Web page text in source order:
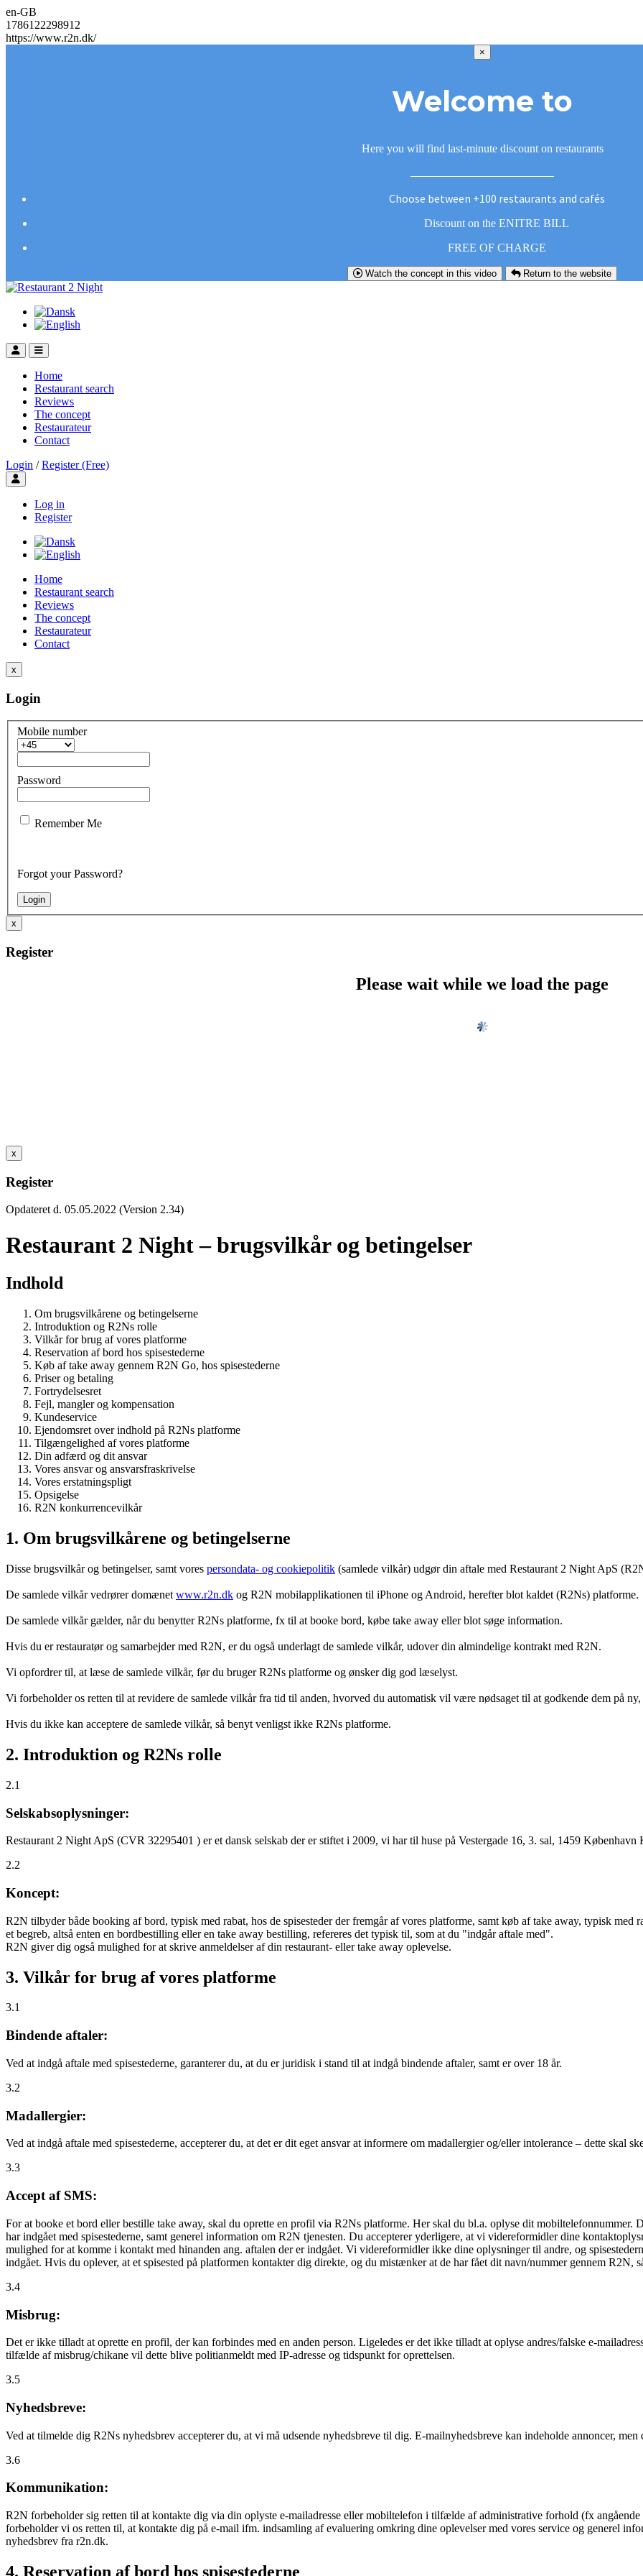
en-GB
1786122298912
https://www.r2n.dk/
×
Welcome to
Here you will find last-minute discount on restaurants
Choose between +100 restaurants and cafés
Discount on the ENITRE BILL
FREE OF CHARGE
Watch the concept in this video Return to the website
Home
Restaurant search
Reviews
The concept
Restaurateur
Contact
Login / Register (Free)
Toggle user menu
Log in
Register
Home
Restaurant search
Reviews
The concept
Restaurateur
Contact
x
Login
Mobile number
Password
Remember Me
Forgot your Password?
x
Register
Please wait while we load the page
x
Register
Opdateret d. 05.05.2022 (Version 2.34)
Restaurant 2 Night – brugsvilkår og betingelser
Indhold
Om brugsvilkårene og betingelserne
Introduktion og R2Ns rolle
Vilkår for brug af vores platforme
Reservation af bord hos spisestederne
Køb af take away gennem R2N Go, hos spisestederne
Priser og betaling
Fortrydelsesret
Fejl, mangler og kompensation
Kundeservice
Ejendomsret over indhold på R2Ns platforme
Tilgængelighed af vores platforme
Din adfærd og dit ansvar
Vores ansvar og ansvarsfraskrivelse
Vores erstatningspligt
Opsigelse
R2N konkurrencevilkår
1. Om brugsvilkårene og betingelserne
Disse brugsvilkår og betingelser, samt vores persondata- og cookiepolitik (samlede vilkår) udgør din aftale med Restaurant 2 Night ApS
De samlede vilkår vedrører domænet www.r2n.dk og R2N mobilapplikationen til iPhone og Android, herefter blot kaldet (R2Ns) platforme.
De samlede vilkår gælder, når du benytter R2Ns platforme, fx til at booke bord, købe take away eller blot søge information.
Hvis du er restauratør og samarbejder med R2N, er du også underlagt de samlede vilkår, udover din almindelige kontrakt med R2N.
Vi opfordrer til, at læse de samlede vilkår, før du bruger R2Ns platforme og ønsker dig god læselyst.
Vi forbeholder os retten til at revidere de samlede vilkår fra tid til anden, hvorved du automatisk vil være nødsaget til at godkende dem på
Hvis du ikke kan acceptere de samlede vilkår, så benyt venligst ikke R2Ns platforme.
2. Introduktion og R2Ns rolle
2.1
Selskabsoplysninger:
Restaurant 2 Night ApS (CVR 32295401 ) er et dansk selskab der er stiftet i 2009, vi har til huse på Vestergade 16, 3. sal, 1459 København
2.2
Koncept:
R2N tilbyder både booking af bord, typisk med rabat, hos de spisesteder der fremgår af vores platforme, samt køb af take away, typisk med
et begreb, altså enten en bordbestilling eller en take away bestilling, refereres det typisk til, som at du "indgår aftale med".
R2N giver dig også mulighed for at skrive anmeldelser af din restaurant- eller take away oplevelse.
3. Vilkår for brug af vores platforme
3.1
Bindende aftaler:
Ved at indgå aftale med spisestederne, garanterer du, at du er juridisk i stand til at indgå bindende aftaler, samt er over 18 år.
3.2
Madallergier:
Ved at indgå aftale med spisestederne, accepterer du, at det er dit eget ansvar at informere om madallergier og/eller intolerance – dette skal
3.3
Accept af SMS:
For at booke et bord eller bestille take away, skal du oprette en profil via R2Ns platforme. Her skal du bl.a. oplyse dit mobiltelefonnummer.
har indgået med spisestederne, samt generel information om R2N tjenesten. Du accepterer yderligere, at vi videreformidler dine
mulighed for at komme i kontakt med hinanden ang. aftalen der er indgået. Vi videreformidler ikke dine oplysninger til andre, og
indgået. Hvis du oplever, at et spisested på platformen kontakter dig direkte, og du mistænker at de har fået dit navn/nummer gennem R2N,
3.4
Misbrug:
Det er ikke tilladt at oprette en profil, der kan forbindes med en anden person. Ligeledes er det ikke tilladt at oplyse andres/falske e-
tilfælde af misbrug/chikane vil dette blive politianmeldt med IP-adresse og tidspunkt for oprettelsen.
3.5
Nyhedsbreve:
Ved at tilmelde dig R2Ns nyhedsbrev accepterer du, at vi må udsende nyhedsbreve til dig. E-mailnyhedsbreve kan indeholde annoncer,
3.6
Kommunikation:
R2N forbeholder sig retten til at kontakte dig via din oplyste e-mailadresse eller mobiltelefon i tilfælde af administrative forhold (fx
forbeholder vi os retten til, at kontakte dig på e-mail ifm. indsamling af evaluering omkring dine oplevelser med vores service og generel
nyhedsbrev fra r2n.dk.
4. Reservation af bord hos spisestederne